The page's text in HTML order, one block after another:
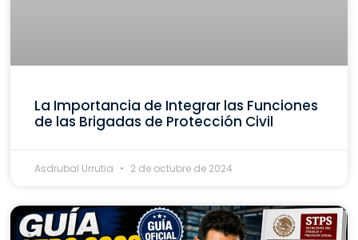
La Importancia de Integrar las Funciones
de las Brigadas de Protección Civil
Asdrubal Urrutia 2 de octubre de 2024